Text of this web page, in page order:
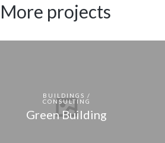
More projects
BUILDINGS /
CONSULTING
Green Building